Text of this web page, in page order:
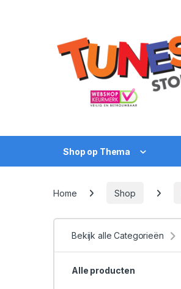
Shop op Thema
Home Shop
Bekijk alle Categorieën
Alle producten